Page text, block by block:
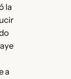
la
a